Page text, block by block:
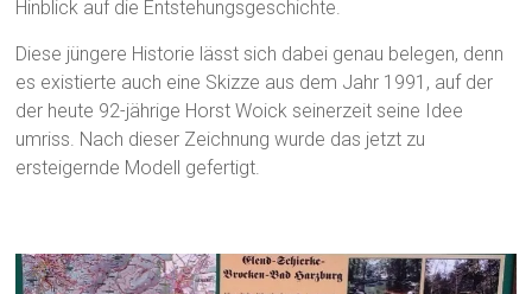
Hinblick auf die Entstehungsgeschichte.
Diese jüngere Historie lässt sich dabei genau belegen, denn
es existierte auch eine Skizze aus dem Jahr 1991, auf der
der heute 92-jährige Horst Woick seinerzeit seine Idee
umriss. Nach dieser Zeichnung wurde das jetzt zu
ersteigernde Modell gefertigt.